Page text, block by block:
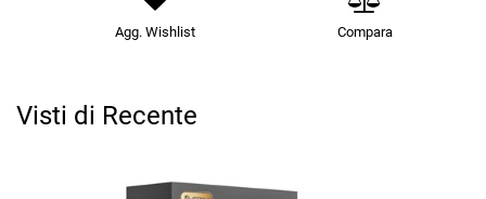
Agg. Wishlist Compara
Visti di Recente